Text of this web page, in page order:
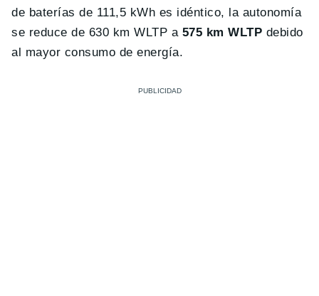
de baterías de 111,5 kWh es idéntico, la autonomía
se reduce de 630 km WLTP a 575 km WLTP debido
al mayor consumo de energía.